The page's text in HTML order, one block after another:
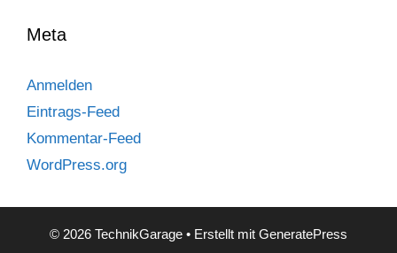
Meta
Anmelden
Eintrags-Feed
Kommentar-Feed
WordPress.org
© 2026 TechnikGarage • Erstellt mit GeneratePress